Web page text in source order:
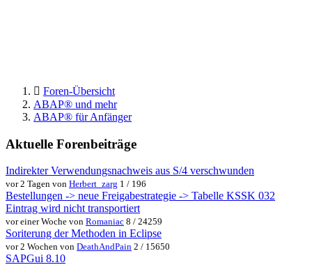
Foren-Übersicht
ABAP® und mehr
ABAP® für Anfänger
Aktuelle Forenbeiträge
Indirekter Verwendungsnachweis aus S/4 verschwunden
vor 2 Tagen von Herbert_zarg 1 / 196
Bestellungen -> neue Freigabestrategie -> Tabelle KSSK 032
Eintrag wird nicht transportiert
vor einer Woche von Romaniac 8 / 24259
Soriterung der Methoden in Eclipse
vor 2 Wochen von DeathAndPain 2 / 15650
SAPGui 8.10